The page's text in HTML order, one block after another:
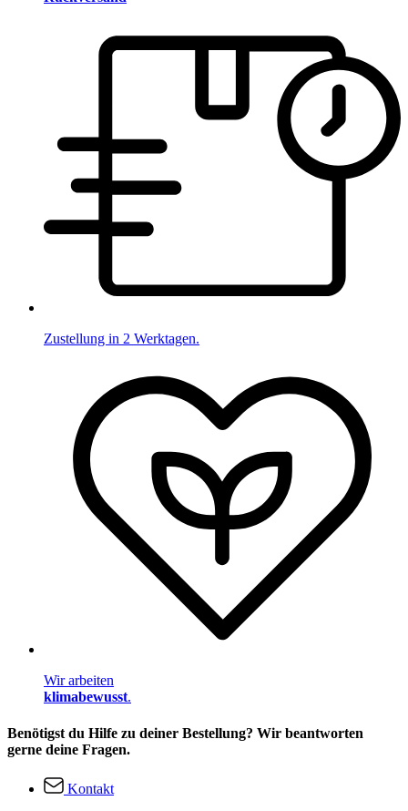
Zustellung in 2 Werktagen.
Wir arbeiten
klimabewusst.
Benötigst du Hilfe zu deiner Bestellung? Wir beantworten
gerne deine Fragen.
Kontakt